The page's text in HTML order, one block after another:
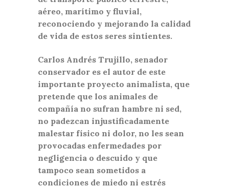
aéreo, marítimo y fluvial,
reconociendo y mejorando la calidad
de vida de estos seres sintientes.
Carlos Andrés Trujillo, senador
conservador es el autor de este
importante proyecto animalista, que
pretende que los animales de
compañía no sufran hambre ni sed,
no padezcan injustificadamente
malestar físico ni dolor, no les sean
provocadas enfermedades por
negligencia o descuido y que
tampoco sean sometidos a
condiciones de miedo ni estrés